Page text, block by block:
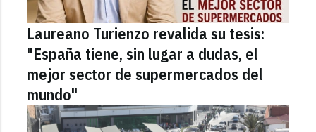
Laureano Turienzo revalida su tesis:
"España tiene, sin lugar a dudas, el
mejor sector de supermercados del
mundo"